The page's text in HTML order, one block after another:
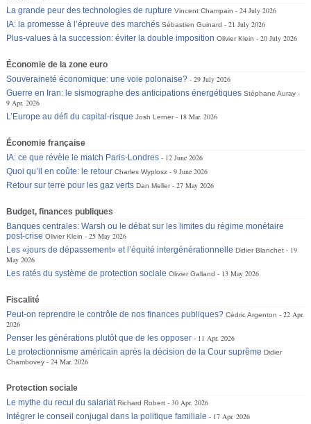
La grande peur des technologies de rupture Vincent Champain
24 July 2026
IA: la promesse à l’épreuve des marchés Sébastien Guinard
21 July 2026
Plus-values à la succession: éviter la double imposition Olivier Klein 20 July 2026
Économie de la zone euro
Souveraineté économique: une voie polonaise?
29 July 2026
Guerre en Iran: le sismographe des anticipations énergétiques Stéphane Auray
9 Apr. 2026
L’Europe au défi du capital-risque Josh Lerner 18 Mar. 2026
Économie française
IA: ce que révèle le match Paris-Londres
12 June 2026
Quoi qu’il en coûte: le retour Charles Wyplosz
9 June 2026
Retour sur terre pour les gaz verts Dan Meller 27 May 2026
Budget, finances publiques
Banques centrales: Warsh ou le débat sur les limites du régime monétaire
post-crise Olivier Klein
25 May 2026
Les «jours de dépassement» et l’équité intergénérationnelle Didier Blanchet
19
May 2026
Les ratés du système de protection sociale Olivier Galland 13 May 2026
Fiscalité
Peut-on reprendre le contrôle de nos finances publiques? Cédric Argenton
22 Apr.
2026
Penser les générations plutôt que de les opposer
11 Apr. 2026
Le protectionnisme américain après la décision de la Cour suprême Didier
Chambovey
24 Mar. 2026
Protection sociale
Le mythe du recul du salariat Richard Robert
30 Apr. 2026
Intégrer le conseil conjugal dans la politique familiale
17 Apr. 2026